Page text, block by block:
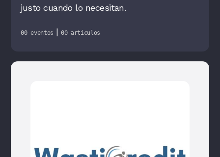
justo cuando lo necesitan.
00 eventos |00 artículos